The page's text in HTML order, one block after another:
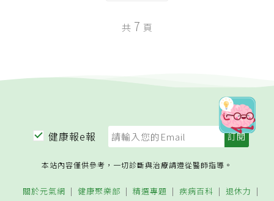
共 7 頁
健康報e報
本站內容僅供參考，一切診斷與治療請遵從醫師指導。
關於元氣網 健康聚樂部 精選專題 疾病百科 退休力